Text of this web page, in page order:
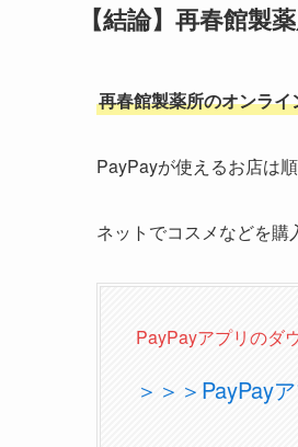
【結論】再春館製
再春館製薬所のオンラ
PayPayが使えるお店は
ネットでコスメなどを購
PayPayアプリのダ
＞＞＞PayPay